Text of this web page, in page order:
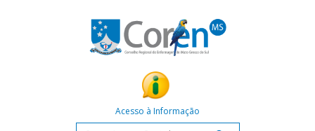
Acesso à Informação